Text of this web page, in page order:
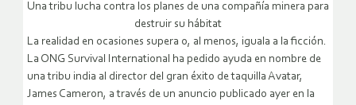
Una tribu lucha contra los planes de una compañía minera para
destruir su hábitat
La realidad en ocasiones supera o, al menos, iguala a la ficción.
La ONG Survival International ha pedido ayuda en nombre de
una tribu india al director del gran éxito de taquilla Avatar,
James Cameron, a través de un anuncio publicado ayer en la